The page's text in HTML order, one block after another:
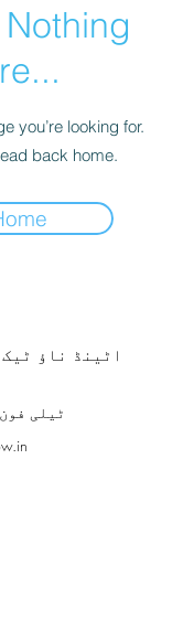
Nothing
you’re looking for.
back home.
اٹینڈ ناؤ
ٹیلی